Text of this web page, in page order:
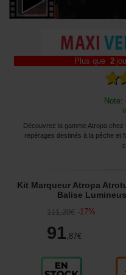
Plus que 2
Note:
Découvrez la gamme Atropa
repérages destinés à la pêche et
Kit Marqueur Atropa
Balise
111,20€ -17%
91,87€